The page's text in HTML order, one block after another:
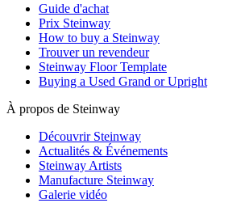
Guide d'achat
Prix Steinway
How to buy a Steinway
Trouver un revendeur
Steinway Floor Template
Buying a Used Grand or Upright
À propos de Steinway
Découvrir Steinway
Actualités & Événements
Steinway Artists
Manufacture Steinway
Galerie vidéo